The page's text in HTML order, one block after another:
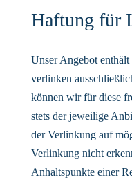
Haftung für
Unser Angebot
verlinken
können wir für diese
stets der jeweilige
der Verlinkung auf
Verlinkung nicht
Anhaltspunkte einer